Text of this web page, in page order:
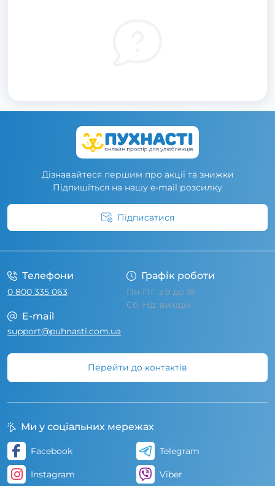
Дізнавайтеся першим про акції та знижки
Підпишіться на нашу e-mail розсилку
Підписатися
Телефони
0 800 335 063
Графік роботи
Пн-Пт: з 9 до 19
Сб, Нд: вихідні
E-mail
support@puhnasti.com.ua
Перейти до контактів
Ми у соціальних мережах
Facebook
Instagram
Telegram
Viber